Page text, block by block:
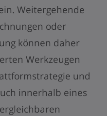
Weitergehende
oder
können daher
Werkzeugen
und
innerhalb eines